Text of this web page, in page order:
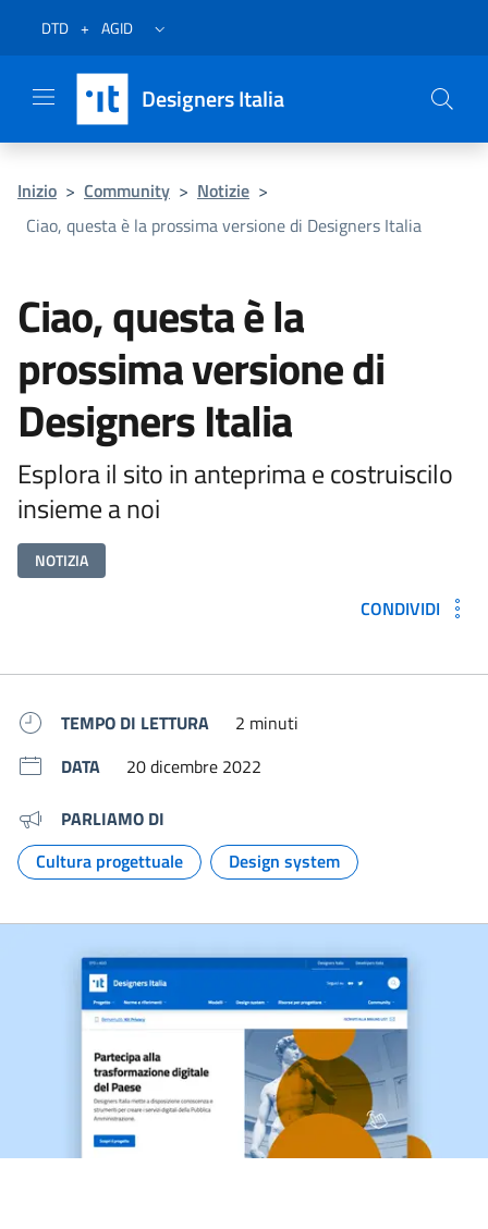
Vai al menu
Vai al contenuto
Questa pagina è stata utile?
Vai al piede
Dichiarazione di accessibilità (link esterno su sito AgID)
DTD + AGID Apri/chiudi menu secondario
Designers Italia
Inizio > Community > Notizie >
Ciao, questa è la prossima versione di Designers Italia
Ciao, questa è la
prossima versione di
Designers Italia
Esplora il sito in anteprima e costruiscilo
insieme a noi
NOTIZIA
CONDIVIDI
TEMPO DI LETTURA
2 minuti
DATA
20 dicembre 2022
PARLIAMO DI
Argomento:
Cultura progettuale
Argomento:
Design system